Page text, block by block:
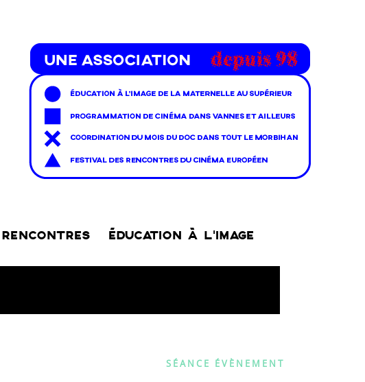
ÉDUCATION À L’IMAGE
SÉANCE ÉVÈNEMENT